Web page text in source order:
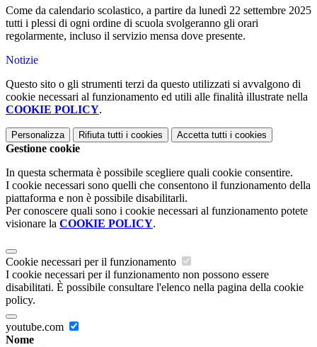
Come da calendario scolastico, a partire da lunedì 22 settembre 2025
tutti i plessi di ogni ordine di scuola svolgeranno gli orari
regolarmente, incluso il servizio mensa dove presente.
Notizie
Questo sito o gli strumenti terzi da questo utilizzati si avvalgono di
cookie necessari al funzionamento ed utili alle finalità illustrate nella
COOKIE POLICY.
Personalizza Rifiuta tutti i cookies Accetta tutti i cookies
Gestione cookie
In questa schermata è possibile scegliere quali cookie consentire.
I cookie necessari sono quelli che consentono il funzionamento della
piattaforma e non è possibile disabilitarli.
Per conoscere quali sono i cookie necessari al funzionamento potete
visionare la COOKIE POLICY.
Cookie necessari per il funzionamento
I cookie necessari per il funzionamento non possono essere
disabilitati. È possibile consultare l'elenco nella pagina della cookie
policy.
youtube.com
Nome